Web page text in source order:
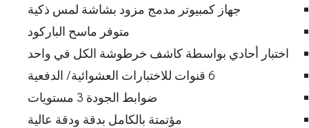
جهاز كمبيوتر مدمج مزود بشاشة لمس ذكية
متوفر ماسح الباركود
اختبار أحادي بواسطة كاشف خرطوشة الكل في واحد
6 قنوات للاختبارات العشوائية/ الدفعية
ضوابط الجودة 3 مستويات
مؤتمتة بالكامل بدقة ودقة عالية